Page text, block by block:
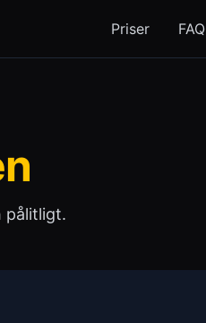
Priser FAQ
pålitligt.